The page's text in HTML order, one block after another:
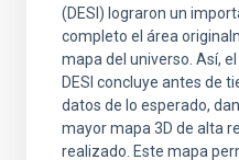
(DESI) lograron un
completo el área
mapa del universo. Así,
DESI concluye antes de
datos de lo esperado,
mayor mapa 3D de alta
realizado. Este mapa